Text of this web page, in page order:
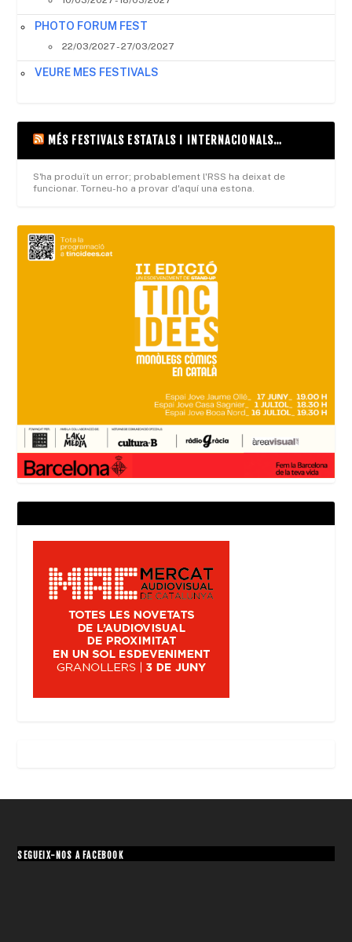
PHOTO FORUM FEST
22/03/2027 - 27/03/2027
VEURE MES FESTIVALS
MÉS FESTIVALS ESTATALS I INTERNACIONALS…
S'ha produït un error; probablement l'RSS ha deixat de
funcionar. Torneu-ho a provar d'aquí una estona.
SEGUEIX-NOS A FACEBOOK